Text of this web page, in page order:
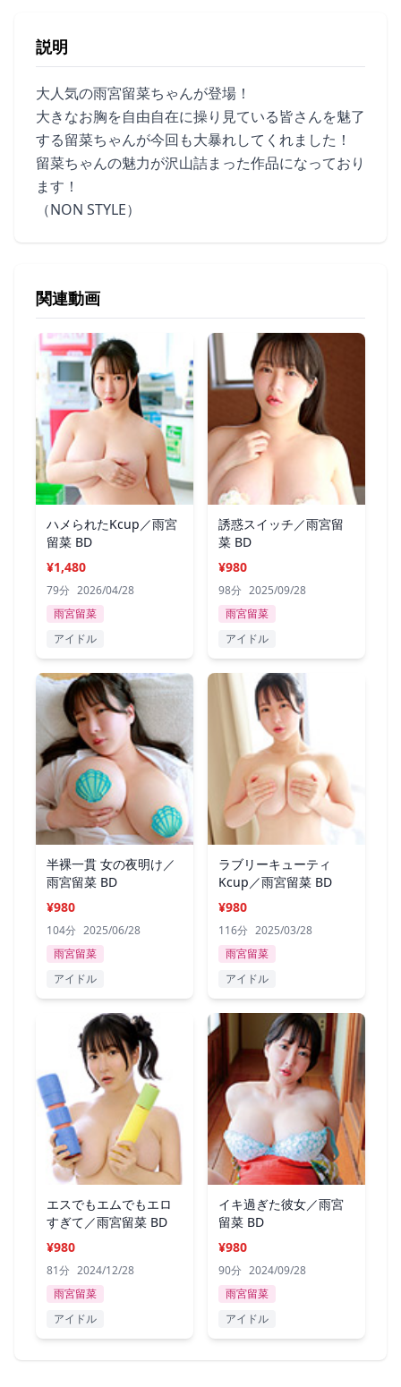
説明
大人気の雨宮留菜ちゃんが登場！
大きなお胸を自由自在に操り見ている皆さんを魅了
する留菜ちゃんが今回も大暴れしてくれました！
留菜ちゃんの魅力が沢山詰まった作品になっており
ます！
（NON STYLE）
関連動画
ハメられたKcup／雨宮
留菜 BD
¥1,480
79分 2026/04/28
雨宮留菜
アイドル
誘惑スイッチ／雨宮留
菜 BD
¥980
98分 2025/09/28
雨宮留菜
アイドル
半裸一貫 女の夜明け／
雨宮留菜 BD
¥980
104分 2025/06/28
雨宮留菜
アイドル
ラブリーキューティ
Kcup／雨宮留菜 BD
¥980
116分 2025/03/28
雨宮留菜
アイドル
エスでもエムでもエロ
すぎて／雨宮留菜 BD
¥980
81分 2024/12/28
雨宮留菜
アイドル
イキ過ぎた彼女／雨宮
留菜 BD
¥980
90分 2024/09/28
雨宮留菜
アイドル